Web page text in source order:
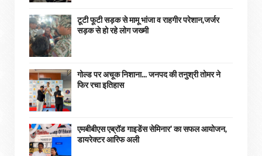
टूटी फूटी सड़क से मामू भांजा व राहगीर परेशान,जर्जर
सड़क से हो रहे लोग जख्मी
गोल्ड पर अचूक निशाना... जनपद की तनुश्री तोमर ने
फिर रचा इतिहास
एमबीबीएस एब्रॉड गाइडेंस सेमिनार' का सफल आयोजन,
डायरेक्टर आरिफ अली